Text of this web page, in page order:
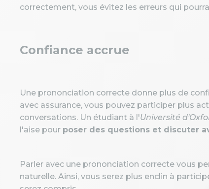
correctement, vous évitez les erreurs qui
Confiance accrue
Une prononciation correcte donne plus de
avec assurance, vous pouvez participer plus
conversations. Un étudiant à l'Université
l'aise pour poser des questions et discuter
Parler avec une prononciation correcte vous
naturelle. Ainsi, vous serez plus enclin à